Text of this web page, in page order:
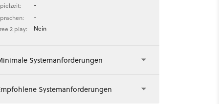
-
-
2 play:
Nein
Systemanforderungen
Systemanforderungen